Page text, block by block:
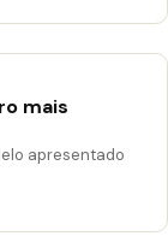
mais
apresentado